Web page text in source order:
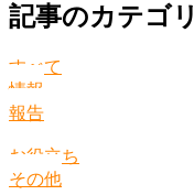
記事のカテゴリ
すべて
情報
報告
お役立ち
その他